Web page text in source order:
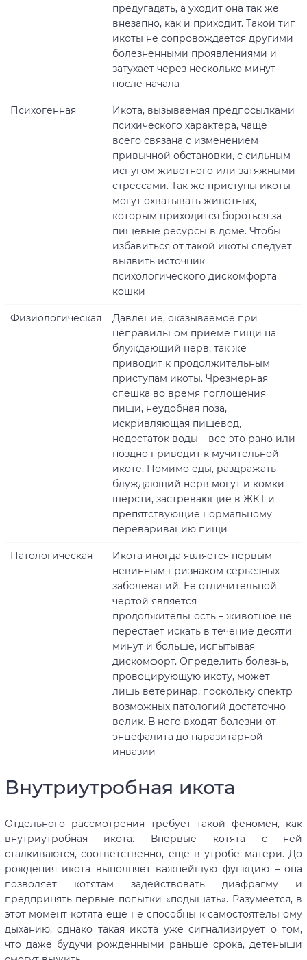
предугадать, а уходит она так же
внезапно, как и приходит. Такой тип
икоты не сопровождается другими
болезненными проявлениями и
затухает через несколько минут
после начала
Психогенная
Икота, вызываемая предпосылками
психического характера, чаще
всего связана с изменением
привычной обстановки, с сильным
испугом животного или затяжными
стрессами. Так же приступы икоты
могут охватывать животных,
которым приходится бороться за
пищевые ресурсы в доме. Чтобы
избавиться от такой икоты следует
выявить источник
психологического дискомфорта
кошки
Физиологическая
Давление, оказываемое при
неправильном приеме пищи на
блуждающий нерв, так же
приводит к продолжительным
приступам икоты. Чрезмерная
спешка во время поглощения
пищи, неудобная поза,
искривляющая пищевод,
недостаток воды – все это рано или
поздно приводит к мучительной
икоте. Помимо еды, раздражать
блуждающий нерв могут и комки
шерсти, застревающие в ЖКТ и
препятствующие нормальному
перевариванию пищи
Патологическая
Икота иногда является первым
невинным признаком серьезных
заболеваний. Ее отличительной
чертой является
продолжительность – животное не
перестает искать в течение десяти
минут и больше, испытывая
дискомфорт. Определить болезнь,
провоцирующую икоту, может
лишь ветеринар, поскольку спектр
возможных патологий достаточно
велик. В него входят болезни от
энцефалита до паразитарной
инвазии
Внутриутробная икота
Отдельного рассмотрения требует такой феномен, как
внутриутробная икота. Впервые котята с ней
сталкиваются, соответственно, еще в утробе матери. До
рождения икота выполняет важнейшую функцию – она
позволяет котятам задействовать диафрагму и
предпринять первые попытки «подышать». Разумеется, в
этот момент котята еще не способны к самостоятельному
дыханию, однако такая икота уже сигнализирует о том,
что даже будучи рожденными раньше срока, детеныши